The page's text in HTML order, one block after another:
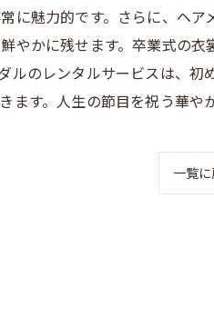
に魅力的です。さらに、ヘ
やかに残せます。卒業式の
ルのレンタルサービスは、
す。人生の節目を祝う華
一覧に